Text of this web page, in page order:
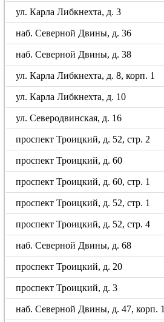
ул. Карла Либкнехта, д. 3
наб. Северной Двины, д. 36
наб. Северной Двины, д. 38
ул. Карла Либкнехта, д. 8, корп. 1
ул. Карла Либкнехта, д. 10
ул. Северодвинская, д. 16
проспект Троицкий, д. 52, стр. 2
проспект Троицкий, д. 60
проспект Троицкий, д. 60, стр. 1
проспект Троицкий, д. 52, стр. 1
проспект Троицкий, д. 52, стр. 4
наб. Северной Двины, д. 68
проспект Троицкий, д. 20
проспект Троицкий, д. 3
наб. Северной Двины, д. 47, корп. 1